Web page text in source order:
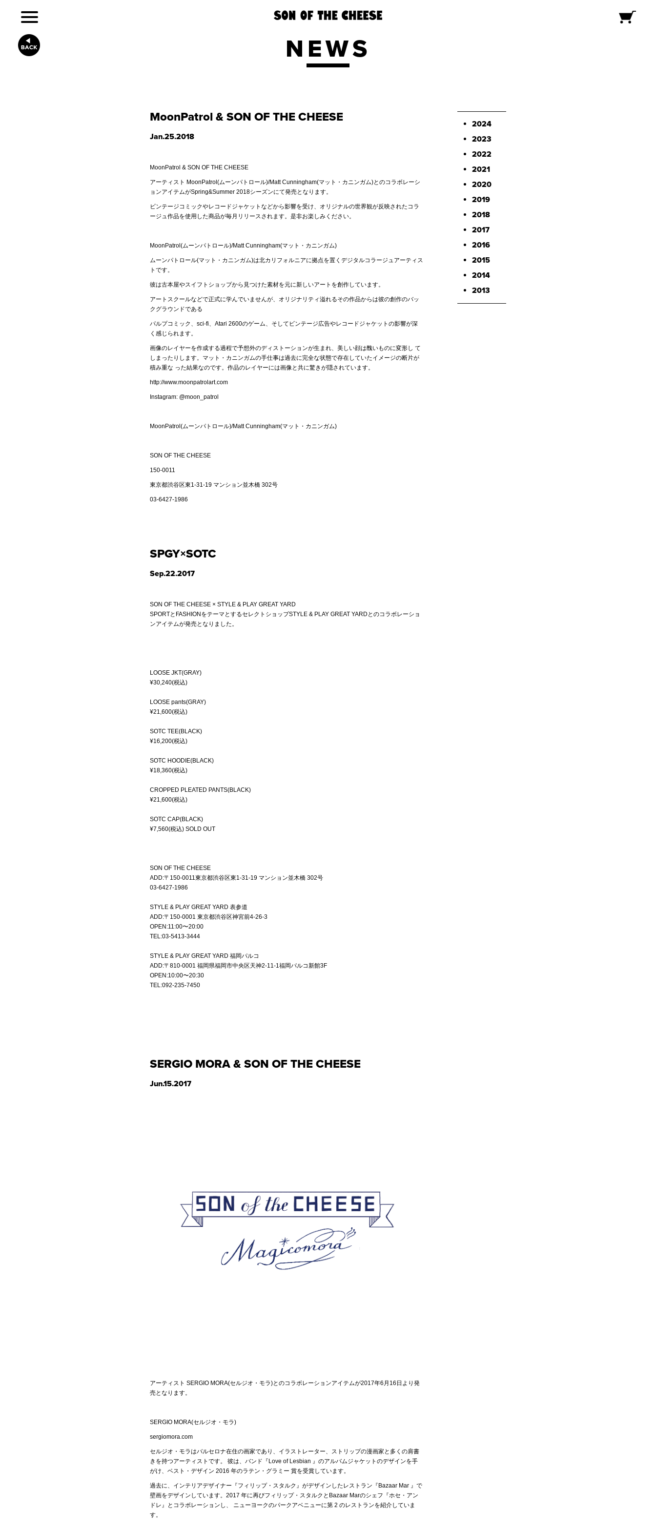
NEWS
MoonPatrol & SON OF THE CHEESE
Jan.25.2018
MoonPatrol & SON OF THE CHEESE
アーティスト MoonPatrol(ムーンパトロール)/Matt Cunningham(マット・カニンガム)とのコラボレーシ
ョンアイテムがSpring&Summer 2018シーズンにて発売となります。
ビンテージコミックやレコードジャケットなどから影響を受け、オリジナルの世界観が反映されたコラ
ージュ作品を使用した商品が毎月リリースされます。是非お楽しみください。
MoonPatrol(ムーンパトロール)/Matt Cunningham(マット・カニンガム)
ムーンパトロール(マット・カニンガム)は北カリフォルニアに拠点を置くデジタルコラージュアーティス
トです。
彼は古本屋やスイフトショップから見つけた素材を元に新しいアートを創作しています。
アートスクールなどで正式に学んでいませんが、オリジナリティ溢れるその作品からは彼の創作のバッ
クグラウンドである
パルプコミック、sci-fi、Atari 2600のゲーム、そしてビンテージ広告やレコードジャケットの影響が深
く感じられます。
画像のレイヤーを作成する過程で予想外のディストーションが生まれ、美しい顔は醜いものに変形し て
しまったりします。マット・カニンガムの手仕事は過去に完全な状態で存在していたイメージの断片が
積み重な った結果なのです。作品のレイヤーには画像と共に驚きが隠されています。
http://www.moonpatrolart.com
Instagram: @moon_patrol
MoonPatrol(ムーンパトロール)/Matt Cunningham(マット・カニンガム)
SON OF THE CHEESE
150-0011
東京都渋谷区東1-31-19 マンション並木橋 302号
03-6427-1986
SPGY×SOTC
Sep.22.2017
SON OF THE CHEESE × STYLE & PLAY GREAT YARD
SPORTとFASHIONをテーマとするセレクトショップSTYLE & PLAY GREAT YARDとのコラボレーショ
ンアイテムが発売となりました。
LOOSE JKT(GRAY)
¥30,240(税込)
LOOSE pants(GRAY)
¥21,600(税込)
SOTC TEE(BLACK)
¥16,200(税込)
SOTC HOODIE(BLACK)
¥18,360(税込)
CROPPED PLEATED PANTS(BLACK)
¥21,600(税込)
SOTC CAP(BLACK)
¥7,560(税込) SOLD OUT
SON OF THE CHEESE
ADD:〒 150-0011東京都渋谷区東1-31-19 マンション並木橋 302号
03-6427-1986
STYLE & PLAY GREAT YARD 表参道
ADD:〒150-0001 東京都渋谷区神宮前4-26-3
OPEN:11:00〜20:00
TEL:03-5413-3444
STYLE & PLAY GREAT YARD 福岡パルコ
ADD:〒810-0001 福岡県福岡市中央区天神2-11-1福岡パルコ新館3F
OPEN:10:00〜20:30
TEL:092-235-7450
SERGIO MORA & SON OF THE CHEESE
Jun.15.2017
アーティスト SERGIO MORA(セルジオ・モラ)とのコラボレーションアイテムが2017年6月16日より発
売となります。
SERGIO MORA(セルジオ・モラ)
sergiomora.com
セルジオ・モラはバルセロナ在住の画家であり、イラストレーター、ストリップの漫画家と多くの肩書
きを持つアーティストです。
彼は、バンド『 Love of Lesbian 』のアルバムジャケットのデザインを手
がけ、ベスト・デザイン 2016 年のラテン・グラミー 賞を受賞しています。
過去に、インテリアデザイナー『フィリップ・スタルク』がデザインしたレストラン『 Bazaar Mar 』で
壁画をデザインしています。 2017 年に再びフィリップ・スタルクと Bazaar Marのシェフ『ホセ・アン
ドレ』とコラボレーションし、
ニューヨークのパークアベニューに第 2 のレストランを紹介していま
す。
2024
2023
2022
2021
2020
2019
2018
2017
2016
2015
2014
2013